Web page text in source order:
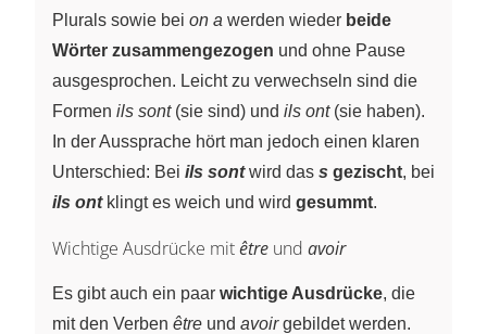
Plurals sowie bei on a werden wieder beide
Wörter zusammengezogen und ohne Pause
ausgesprochen. Leicht zu verwechseln sind die
Formen ils sont(sie sind) und ils ont(sie haben).
In der Aussprache hört man jedoch einen klaren
Unterschied: Bei ils sontwird das s gezischt, bei
ils ontklingt es weich und wird gesummt.
Wichtige Ausdrücke mitêtre und avoir
Es gibt auch ein paar wichtige Ausdrücke, die
mit den Verben être und avoirgebildet werden.